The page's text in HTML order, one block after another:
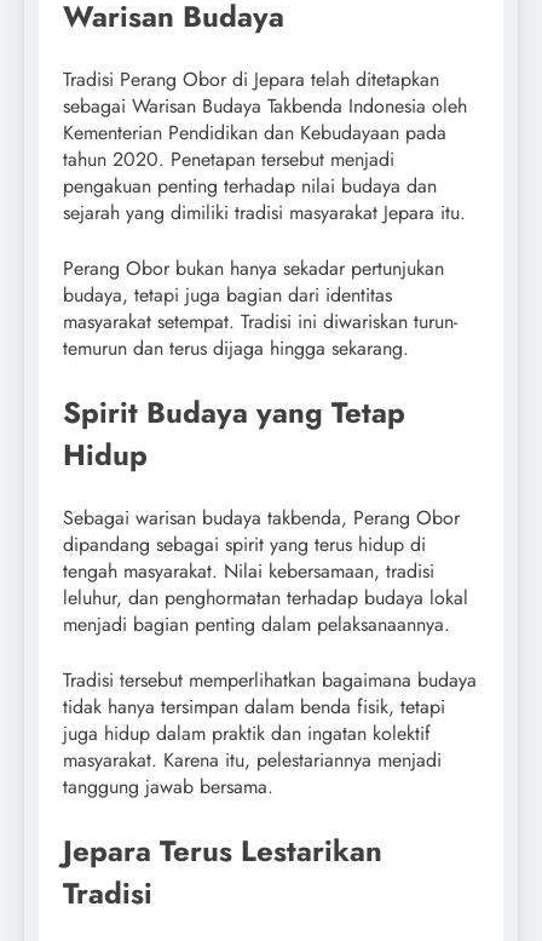
Warisan Budaya
Tradisi Perang Obor di Jepara telah ditetapkan
sebagai Warisan Budaya Takbenda Indonesia oleh
Kementerian Pendidikan dan Kebudayaan pada
tahun 2020. Penetapan tersebut menjadi
pengakuan penting terhadap nilai budaya dan
sejarah yang dimiliki tradisi masyarakat Jepara itu.
Perang Obor bukan hanya sekadar pertunjukan
budaya, tetapi juga bagian dari identitas
masyarakat setempat. Tradisi ini diwariskan turun-
temurun dan terus dijaga hingga sekarang.
Spirit Budaya yang Tetap
Hidup
Sebagai warisan budaya takbenda, Perang Obor
dipandang sebagai spirit yang terus hidup di
tengah masyarakat. Nilai kebersamaan, tradisi
leluhur, dan penghormatan terhadap budaya lokal
menjadi bagian penting dalam pelaksanaannya.
Tradisi tersebut memperlihatkan bagaimana budaya
tidak hanya tersimpan dalam benda fisik, tetapi
juga hidup dalam praktik dan ingatan kolektif
masyarakat. Karena itu, pelestariannya menjadi
tanggung jawab bersama.
Jepara Terus Lestarikan
Tradisi